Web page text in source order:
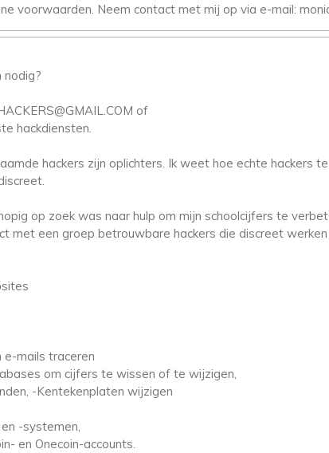
voorwaarden. Neem contact met mij op via e-mail:
nodig?
of
hackdiensten.
hackers zijn oplichters. Ik weet hoe echte hackers
op zoek was naar hulp om mijn schoolcijfers te
met een groep betrouwbare hackers die discreet
e-mails traceren
om cijfers te wissen of te wijzigen,
-Kentekenplaten wijzigen
-systemen,
en Onecoin-accounts.